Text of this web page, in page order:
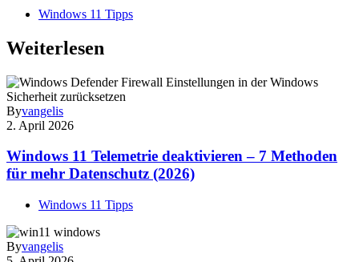
Windows 11 Tipps
Weiterlesen
Byvangelis
2. April 2026
Windows 11 Telemetrie deaktivieren – 7 Methoden
für mehr Datenschutz (2026)
Windows 11 Tipps
Byvangelis